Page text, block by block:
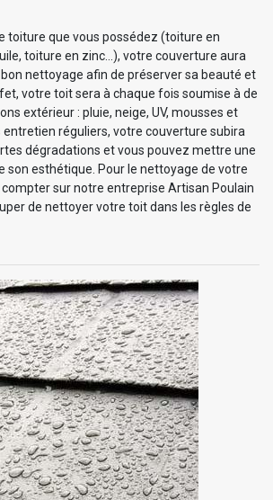
toiture que vous possédez (toiture en
toiture en zinc…), votre couverture aura
nettoyage afin de préserver sa beauté et
votre toit sera à chaque fois soumise à de
extérieur : pluie, neige, UV, mousses et
réguliers, votre couverture subira
dégradations et vous pouvez mettre une
son esthétique. Pour le nettoyage de votre
sur notre entreprise Artisan Poulain
de nettoyer votre toit dans les règles de